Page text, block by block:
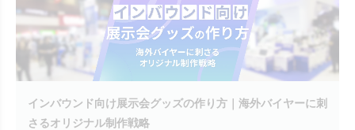
インバウンド向け展示会グッズの作り方｜海外バイヤーに刺
さるオリジナル制作戦略